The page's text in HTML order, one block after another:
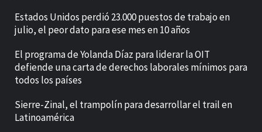
Estados Unidos perdió 23.000 puestos de trabajo en
julio, el peor dato para ese mes en 10 años
El programa de Yolanda Díaz para liderar la OIT
defiende una carta de derechos laborales mínimos para
todos los países
Sierre-Zinal, el trampolín para desarrollar el trail en
Latinoamérica